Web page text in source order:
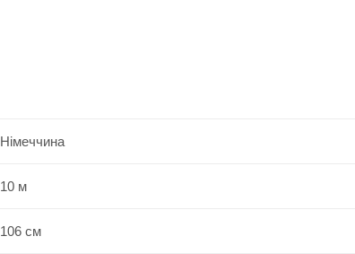
Німеччина
10 м
106 см